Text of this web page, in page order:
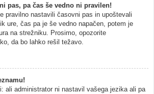
pas, pa čas še vedno ni pravilen!
pravilno nastavili časovni pas in upoštevali
ure, čas pa je še vedno napačen, potem je
na strežniku. Prosimo, opozorite
da bo lahko rešil težavo.
ali administrator ni nastavil vašega jezika ali pa